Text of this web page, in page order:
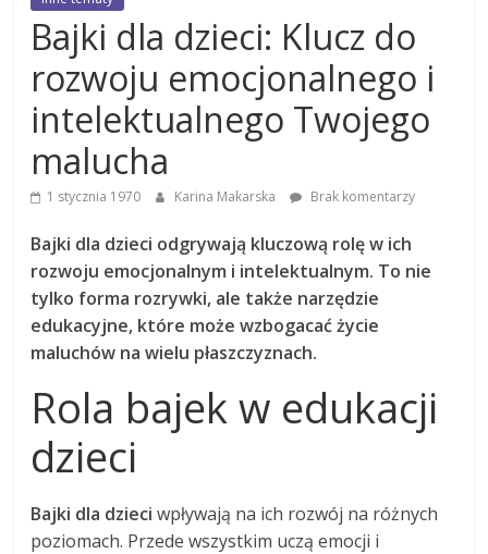
Bajki dla dzieci: Klucz do
rozwoju emocjonalnego i
intelektualnego Twojego
malucha
1 stycznia 1970 Karina Makarska Brak komentarzy
Bajki dla dzieci odgrywają kluczową rolę w ich
rozwoju emocjonalnym i intelektualnym. To nie
tylko forma rozrywki, ale także narzędzie
edukacyjne, które może wzbogacać życie
maluchów na wielu płaszczyznach.
Rola bajek w edukacji
dzieci
Bajki dla dzieci wpływają na ich rozwój na różnych
poziomach. Przede wszystkim uczą emocji i